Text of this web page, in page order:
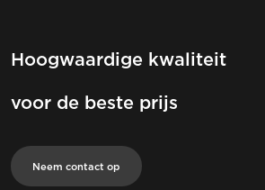
Hoogwaardige kwaliteit
voor de beste prijs
Neem contact op